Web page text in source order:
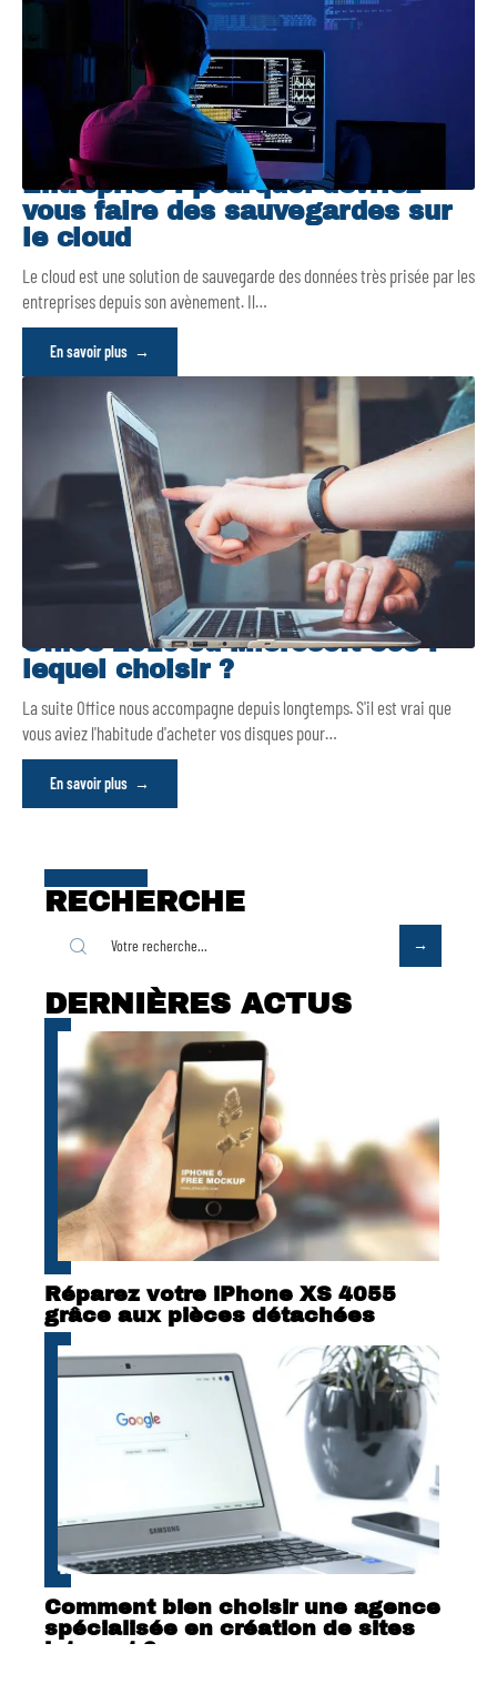
Entreprise : pourquoi devriez-
vous faire des sauvegardes sur
le cloud
Le cloud est une solution de sauvegarde des données très prisée par les
entreprises depuis son avènement. Il…
En savoir plus
Office 2019 ou Microsoft 365 :
lequel choisir ?
La suite Office nous accompagne depuis longtemps. S'il est vrai que
vous aviez l'habitude d'acheter vos disques pour…
En savoir plus
RECHERCHE
DERNIÈRES ACTUS
Réparez votre iPhone XS 4055
grâce aux pièces détachées
Comment bien choisir une agence
spécialisée en création de sites
internet ?